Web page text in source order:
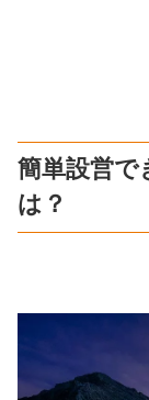
簡単設営で
は？